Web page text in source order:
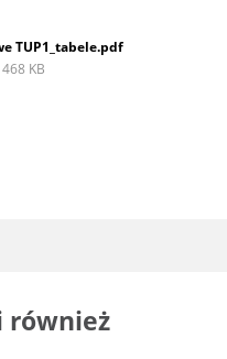
TUP1_tabele.pdf
KB
również